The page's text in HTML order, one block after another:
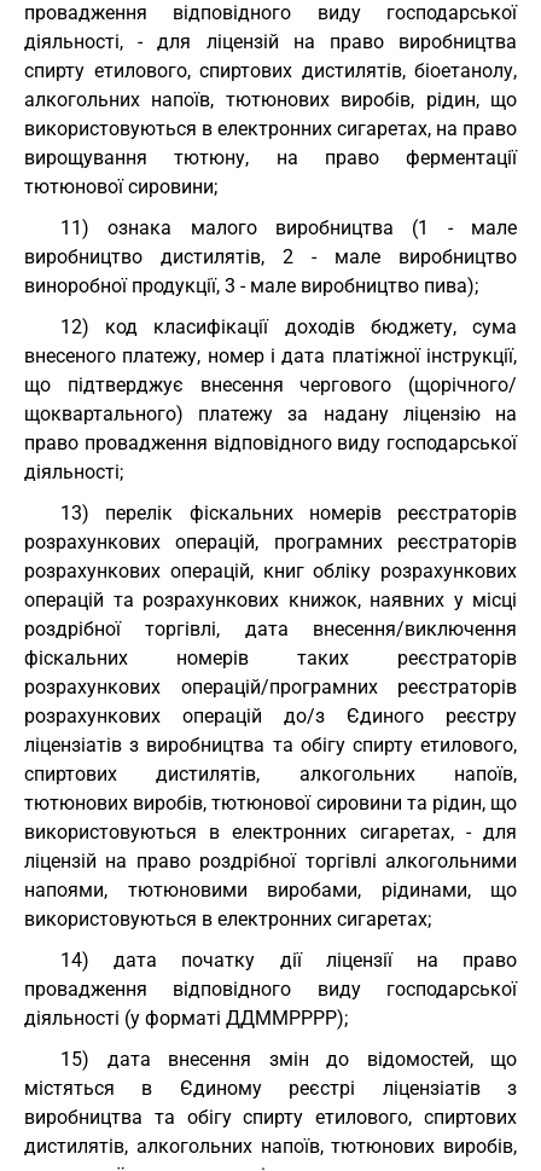
провадження відповідного виду господарської
діяльності, - для ліцензій на право виробництва
спирту етилового, спиртових дистилятів, біоетанолу,
алкогольних напоїв, тютюнових виробів, рідин, що
використовуються в електронних сигаретах, на право
вирощування тютюну, на право ферментації
тютюнової сировини;
11) ознака малого виробництва (1 - мале
виробництво дистилятів, 2 - мале виробництво
виноробної продукції, 3 - мале виробництво пива);
12) код класифікації доходів бюджету, сума
внесеного платежу, номер і дата платіжної інструкції,
що підтверджує внесення чергового (щорічного/
щоквартального) платежу за надану ліцензію на
право провадження відповідного виду господарської
діяльності;
13) перелік фіскальних номерів реєстраторів
розрахункових операцій, програмних реєстраторів
розрахункових операцій, книг обліку розрахункових
операцій та розрахункових книжок, наявних у місці
роздрібної торгівлі, дата внесення/виключення
фіскальних номерів таких реєстраторів
розрахункових операцій/програмних реєстраторів
розрахункових операцій до/з Єдиного реєстру
ліцензіатів з виробництва та обігу спирту етилового,
спиртових дистилятів, алкогольних напоїв,
тютюнових виробів, тютюнової сировини та рідин, що
використовуються в електронних сигаретах, - для
ліцензій на право роздрібної торгівлі алкогольними
напоями, тютюновими виробами, рідинами, що
використовуються в електронних сигаретах;
14) дата початку дії ліцензії на право
провадження відповідного виду господарської
діяльності (у форматі ДДММРРРР);
15) дата внесення змін до відомостей, що
містяться в Єдиному реєстрі ліцензіатів з
виробництва та обігу спирту етилового, спиртових
дистилятів, алкогольних напоїв, тютюнових виробів,